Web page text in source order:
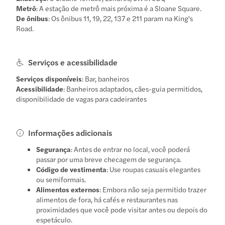
Metrô: A estação de metrô mais próxima é a Sloane Square.
De ônibus: Os ônibus 11, 19, 22, 137 e 211 param na King's
Road.
Serviços e acessibilidade
Serviços disponíveis: Bar, banheiros
Acessibilidade: Banheiros adaptados, cães-guia permitidos,
disponibilidade de vagas para cadeirantes
Informações adicionais
Segurança: Antes de entrar no local, você poderá
passar por uma breve checagem de segurança.
Código de vestimenta: Use roupas casuais elegantes
ou semiformais.
Alimentos externos: Embora não seja permitido trazer
alimentos de fora, há cafés e restaurantes nas
proximidades que você pode visitar antes ou depois do
espetáculo.